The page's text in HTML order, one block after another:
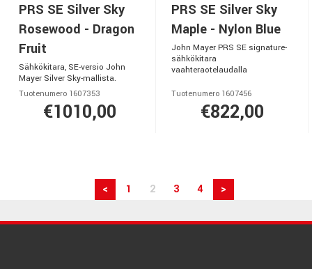
PRS SE Silver Sky
Rosewood - Dragon
Fruit
Sähkökitara, SE-versio John
Mayer Silver Sky-mallista.
Tuotenumero 1607353
€1010,00
PRS SE Silver Sky
Maple - Nylon Blue
John Mayer PRS SE signature-
sähkökitara
vaahteraotelaudalla
Tuotenumero 1607456
€822,00
< 1 2 3 4 >